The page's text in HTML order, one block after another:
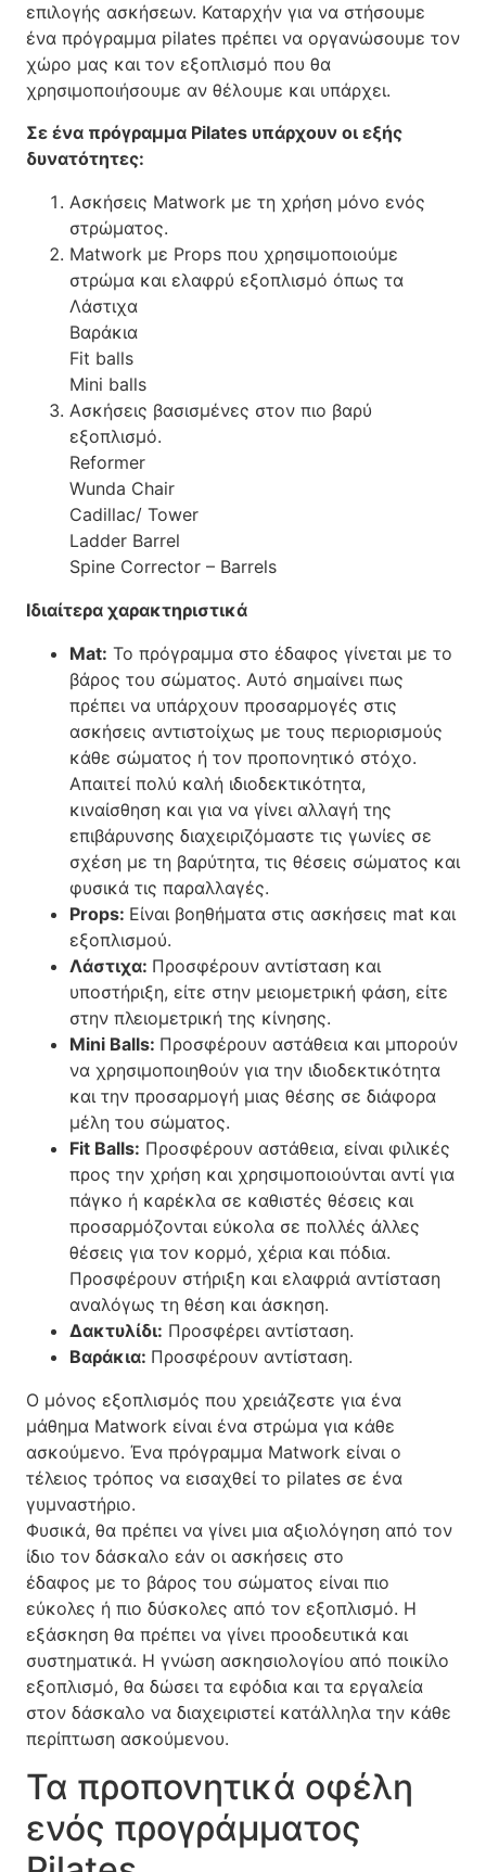
επιλογής ασκήσεων. Καταρχήν για να στήσουμε
ένα πρόγραμμα pilates πρέπει να οργανώσουμε τον
χώρο μας και τον εξοπλισμό που θα
χρησιμοποιήσουμε αν θέλουμε και υπάρχει.
Σε ένα πρόγραμμα Pilates υπάρχουν οι εξής
δυνατότητες:
Ασκήσεις Matwork με τη χρήση μόνο ενός
στρώματος.
Matwork με Props που χρησιμοποιούμε
στρώμα και ελαφρύ εξοπλισμό όπως τα
Λάστιχα
Βαράκια
Fit balls
Mini balls
Ασκήσεις βασισμένες στον πιο βαρύ
εξοπλισμό.
Reformer
Wunda Chair
Cadillac/ Tower
Ladder Barrel
Spine Corrector – Barrels
Ιδιαίτερα χαρακτηριστικά
Mat: Το πρόγραμμα στο έδαφος γίνεται με το
βάρος του σώματος. Αυτό σημαίνει πως
πρέπει να υπάρχουν προσαρμογές στις
ασκήσεις αντιστοίχως με τους περιορισμούς
κάθε σώματος ή τον προπονητικό στόχο.
Απαιτεί πολύ καλή ιδιοδεκτικότητα,
κιναίσθηση και για να γίνει αλλαγή της
επιβάρυνσης διαχειριζόμαστε τις γωνίες σε
σχέση με τη βαρύτητα, τις θέσεις σώματος και
φυσικά τις παραλλαγές.
Props: Είναι βοηθήματα στις ασκήσεις mat και
εξοπλισμού.
Λάστιχα: Προσφέρουν αντίσταση και
υποστήριξη, είτε στην μειομετρική φάση, είτε
στην πλειομετρική της κίνησης.
Mini Balls: Προσφέρουν αστάθεια και μπορούν
να χρησιμοποιηθούν για την ιδιοδεκτικότητα
και την προσαρμογή μιας θέσης σε διάφορα
μέλη του σώματος.
Fit Balls: Προσφέρουν αστάθεια, είναι φιλικές
προς την χρήση και χρησιμοποιούνται αντί για
πάγκο ή καρέκλα σε καθιστές θέσεις και
προσαρμόζονται εύκολα σε πολλές άλλες
θέσεις για τον κορμό, χέρια και πόδια.
Προσφέρουν στήριξη και ελαφριά αντίσταση
αναλόγως τη θέση και άσκηση.
Δακτυλίδι: Προσφέρει αντίσταση.
Βαράκια: Προσφέρουν αντίσταση.
Ο μόνος εξοπλισμός που χρειάζεστε για ένα
μάθημα Matwork είναι ένα στρώμα για κάθε
ασκούμενο. Ένα πρόγραμμα Matwork είναι ο
τέλειος τρόπος να εισαχθεί το pilates σε ένα
γυμναστήριο.
Φυσικά, θα πρέπει να γίνει μια αξιολόγηση από τον
ίδιο τον δάσκαλο εάν οι ασκήσεις στο
έδαφος με το βάρος του σώματος είναι πιο
εύκολες ή πιο δύσκολες από τον εξοπλισμό. Η
εξάσκηση θα πρέπει να γίνει προοδευτικά και
συστηματικά. Η γνώση ασκησιολογίου από ποικίλο
εξοπλισμό, θα δώσει τα εφόδια και τα εργαλεία
στον δάσκαλο να διαχειριστεί κατάλληλα την κάθε
περίπτωση ασκούμενου.
Τα προπονητικά οφέλη
ενός προγράμματος